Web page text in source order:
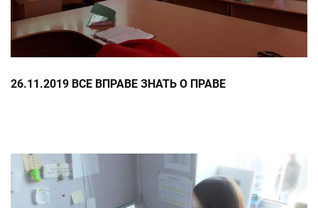
26.11.2019 ВСЕ ВПРАВЕ ЗНАТЬ О ПРАВЕ